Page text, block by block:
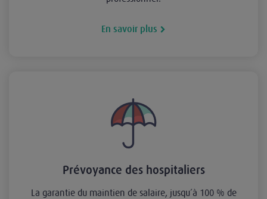
En savoir plus
Prévoyance des hospitaliers
La garantie du maintien de salaire, jusqu’à 100 % de